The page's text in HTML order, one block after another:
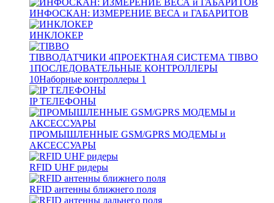
ИНФОСКАН: ИЗМЕРЕНИЕ ВЕСА и ГАБАРИТОВ
ИНКЛОКЕР
TIBBOДАТЧИКИ 4ПРОЕКТНАЯ СИСТЕМА TIBBO
1ПОСЛЕДОВАТЕЛЬНЫЕ КОНТРОЛЛЕРЫ
10Наборные контроллеры 1
IP ТЕЛЕФОНЫ
ПРОМЫШЛЕННЫЕ GSM/GPRS МОДЕМЫ и
АКСЕССУАРЫ
RFID UHF ридеры
RFID антенны ближнего поля